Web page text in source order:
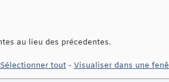
au lieu des précedentes.
Sélectionner tout - Visualiser dans une